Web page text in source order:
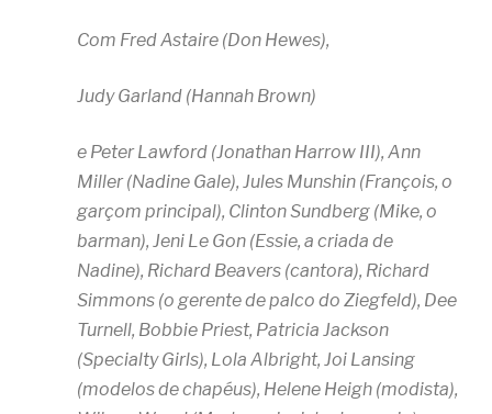
Com Fred Astaire (Don Hewes),
Judy Garland (Hannah Brown)
e Peter Lawford (Jonathan Harrow III), Ann
Miller (Nadine Gale), Jules Munshin (François, o
garçom principal), Clinton Sundberg (Mike, o
barman), Jeni Le Gon (Essie, a criada de
Nadine), Richard Beavers (cantora), Richard
Simmons (o gerente de palco do Ziegfeld), Dee
Turnell, Bobbie Priest, Patricia Jackson
(Specialty Girls), Lola Albright, Joi Lansing
(modelos de chapéus), Helene Heigh (modista),